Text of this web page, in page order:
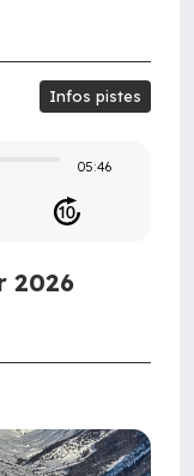
Infos pistes
05:46
2026